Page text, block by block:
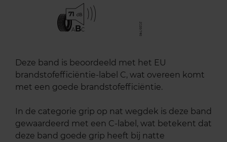
71
ABC
Deze band is beoordeeld met het EU
brandstofefficiëntie-label C, wat overeen komt
met een goede brandstofefficiëntie.
In de categorie grip op nat wegdek is deze band
gewaardeerd met een C-label, wat betekent dat
deze band goede grip heeft bij natte